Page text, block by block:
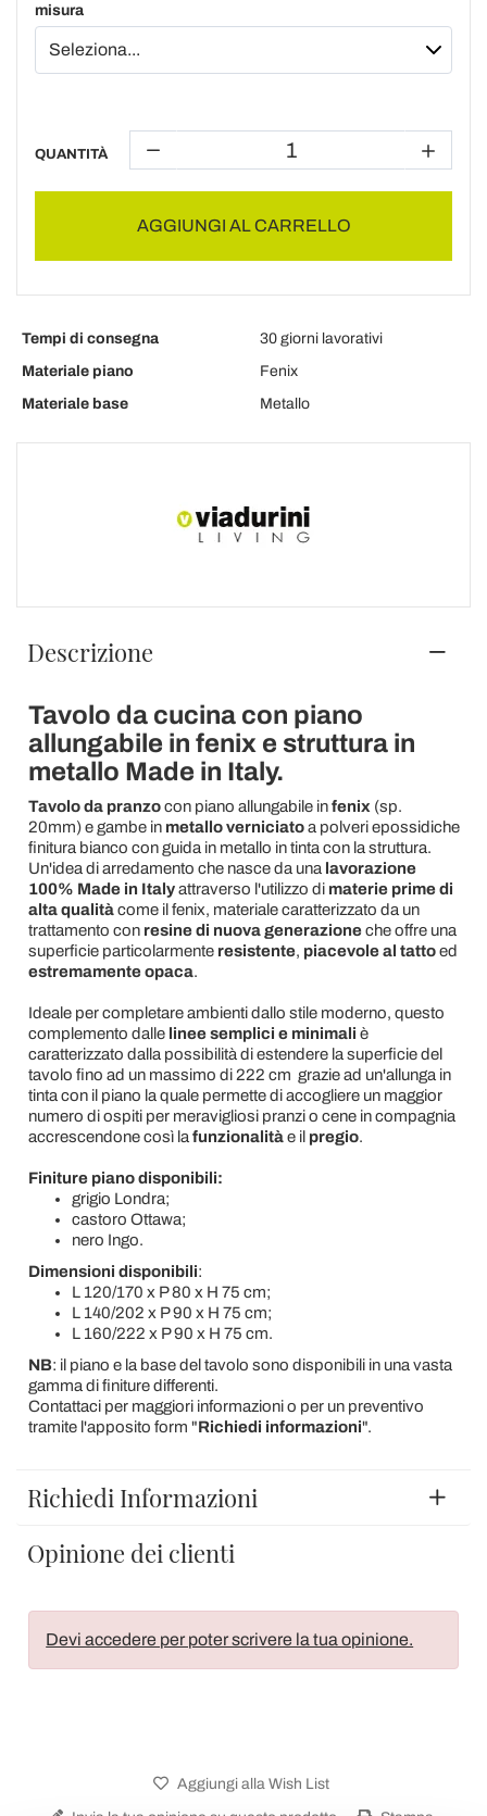
misura
QUANTITÀ
AGGIUNGI AL CARRELLO
Tempi di consegna
30 giorni lavorativi
Materiale piano
Fenix
Materiale base
Metallo
Descrizione
Tavolo da cucina con piano
allungabile in fenix e struttura in
metallo Made in Italy.
Tavolo da pranzocon piano allungabile infenix (sp.
20mm) e gambe in metallo verniciatoa polveri epossidiche
finitura bianco con guida in metallo in tinta con la struttura.
Un'idea di arredamento che nasce da una lavorazione
100% Made in Italyattraverso l'utilizzo di materie prime di
alta qualitàcome il fenix, materiale caratterizzato da un
trattamento con resine di nuova generazioneche offre una
superficie particolarmente resistente, piacevole al tattoed
estremamente opaca.
Ideale per completare ambienti dallo stile moderno, questo
complemento dalle linee semplici e minimali è
caratterizzato dalla possibilità di estendere la superficie del
tavolo fino ad un massimo di 222 cm grazie ad un'allunga in
tinta con il piano la quale permette di accogliere un maggior
numero di ospiti per meravigliosi pranzi o cene in compagnia
accrescendone così la funzionalitàe il pregio.
Finiture piano disponibili:
grigio Londra;
castoro Ottawa;
nero Ingo.
Dimensioni disponibili:
L 120/170 x P 80 x H 75 cm;
L 140/202 x P 90 x H 75 cm;
L 160/222 x P 90 x H 75 cm.
NB: il piano e la base del tavolo sono disponibili in una vasta
gamma di finiture differenti.
Contattaci per maggiori informazioni o per un preventivo
tramite l'apposito form "Richiedi informazioni".
Richiedi Informazioni
Opinione dei clienti
Devi accedere per poter scrivere la tua opinione.
Aggiungi alla Wish List